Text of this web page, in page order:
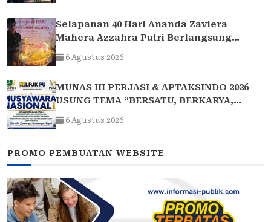
Selapanan 40 Hari Ananda Zaviera
Mahera Azzahra Putri Berlangsung
Khidmat dan Penuh Kebersamaan
6 Agustus 2026
MUNAS III PERJASI & APTAKSINDO 2026
USUNG TEMA “BERSATU, BERKARYA,
MEMBANGUN NEGERI”: 15 BPP SIAP HADIR
6 Agustus 2026
PROMO PEMBUATAN WEBSITE